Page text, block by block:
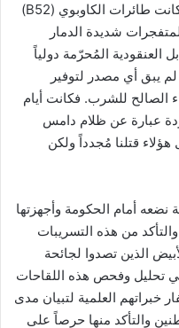
بحجة غزو الكويت يتذكرون جيداً كيف كانت طائرات الكاوبوي (B52)
شديدة الدمار
العنقودية المُحرّمة دولياً
يبق أي مصدر لتوفير
الصالح للشرب. فكانت أيام
عبارة عن ظلام دامس
قتلنا مُجدداً ولكن
أمام الحكومة وأجهزتها
والتأكد من هذه التسريبات
الذين تصدوا لجائحة
تحليل وفحص هذه اللقاحات
خبراتهم العلمية لتبيان مدى
والتأكد منها حرصاً على